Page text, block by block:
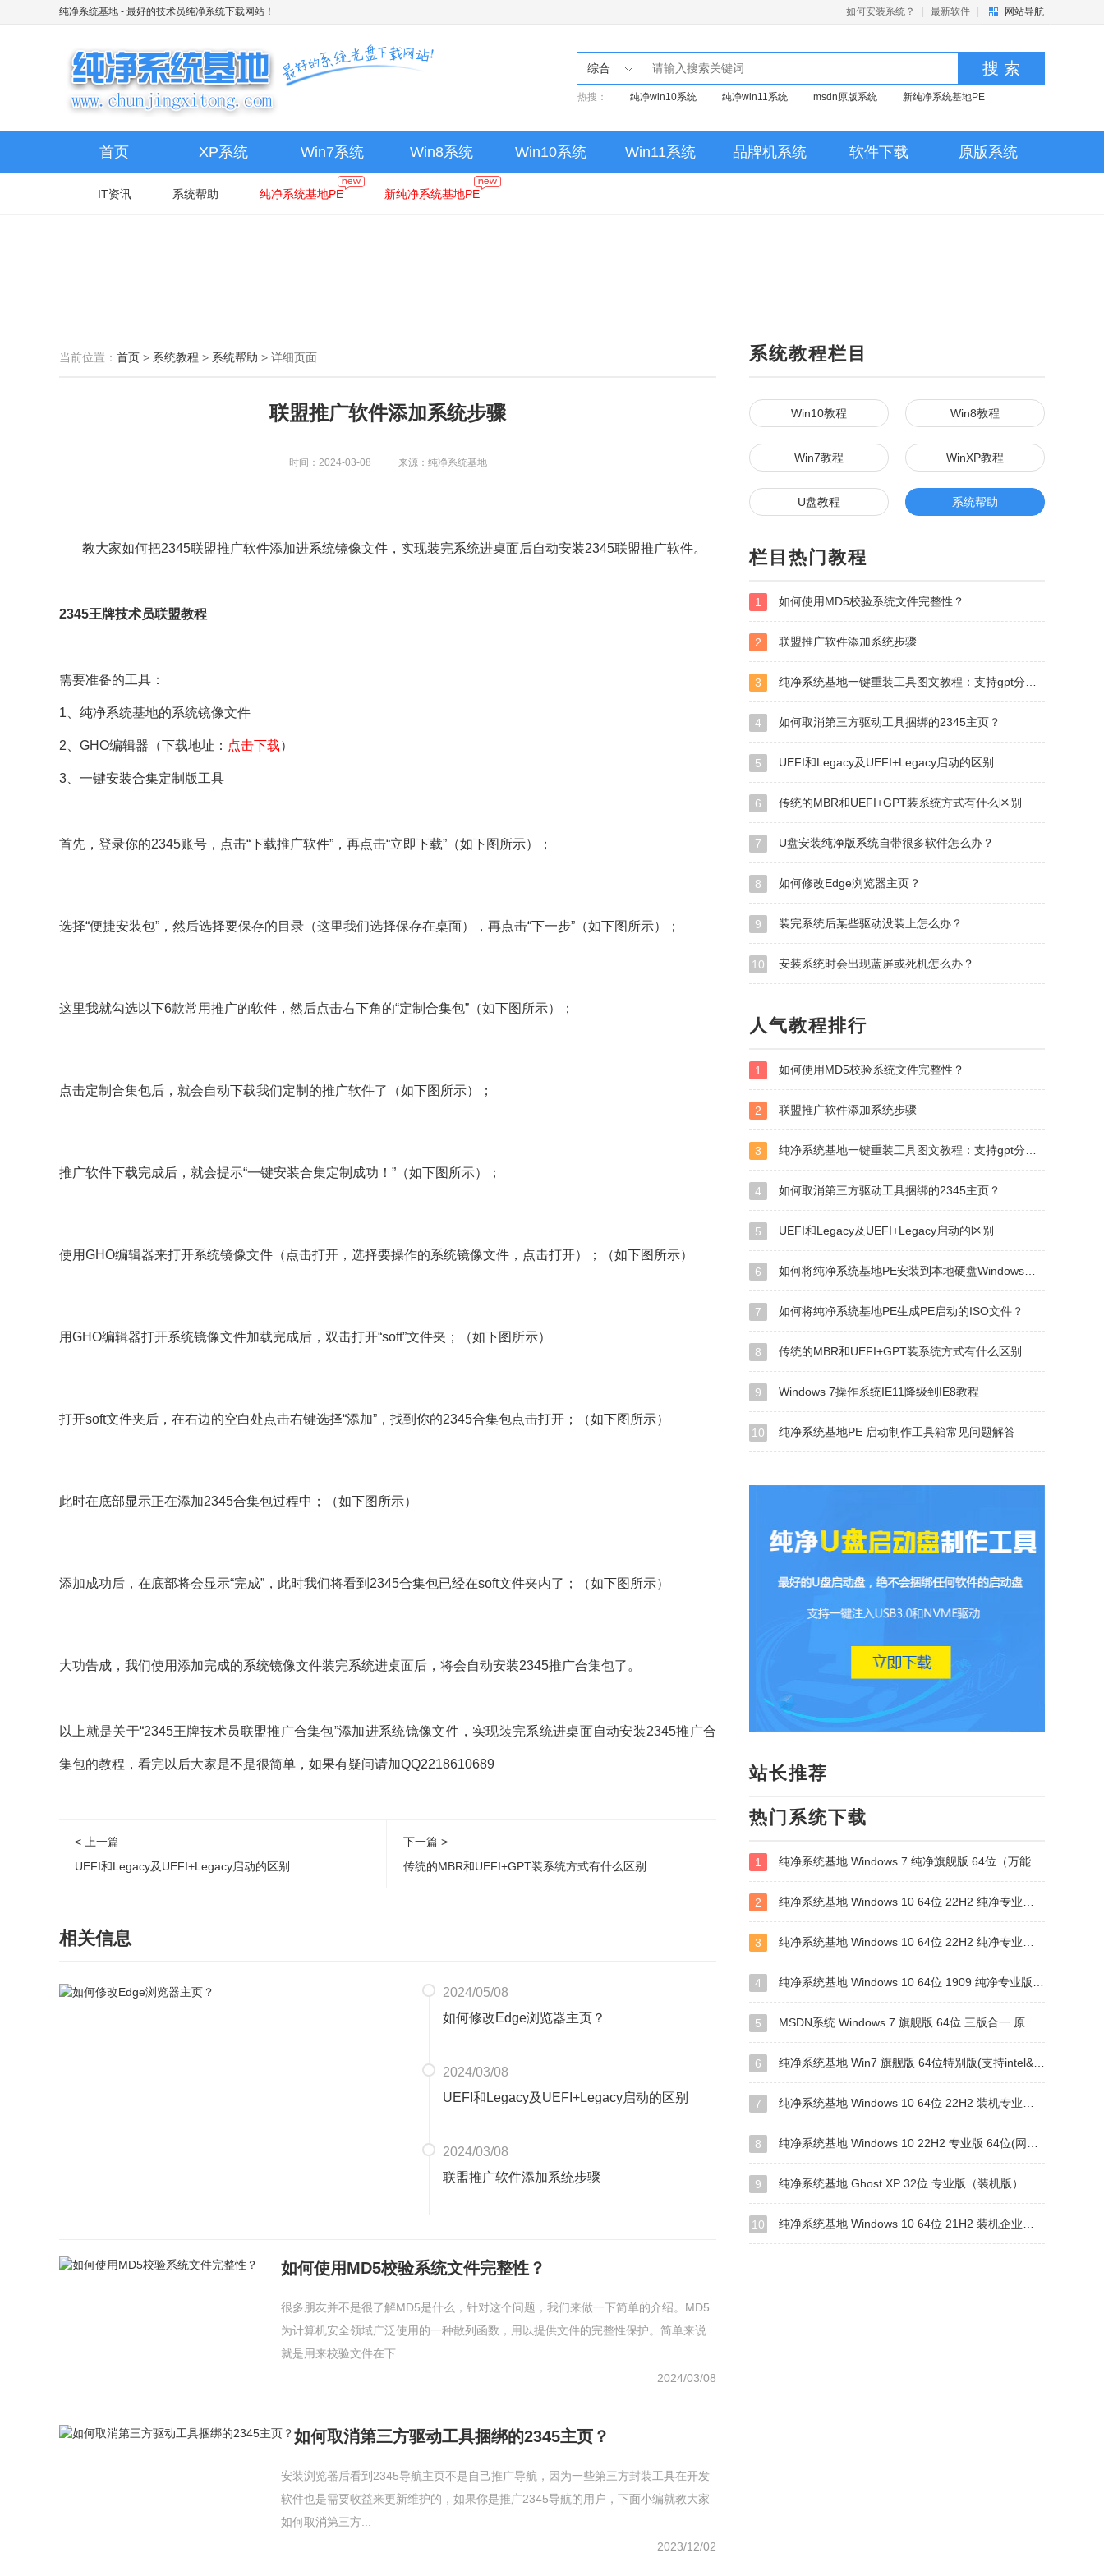
纯净系统基地 - 最好的技术员纯净系统下载网站！ 如何安装系统？ 最新软件 网站导航
综合 搜 索
热搜： 纯净win10系统 纯净win11系统 msdn原版系统 新纯净系统基地PE
首页 XP系统 Win7系统 Win8系统 Win10系统 Win11系统 品牌机系统 软件下载 原版系统
IT资讯 系统帮助 纯净系统基地PE 新纯净系统基地PE
当前位置： 首页 > 系统教程 > 系统帮助 > 详细页面
联盟推广软件添加系统步骤
时间：2024-03-08 来源：纯净系统基地
教大家如何把2345联盟推广软件添加进系统镜像文件，实现装完系统进桌面后自动安装2345联盟推广软件。
2345王牌技术员联盟教程
需要准备的工具：
1、纯净系统基地的系统镜像文件
2、GHO编辑器（下载地址： 点击下载）
3、一键安装合集定制版工具
首先，登录你的2345账号，点击“下载推广软件”，再点击“立即下载”（如下图所示）；
选择“便捷安装包”，然后选择要保存的目录（这里我们选择保存在桌面），再点击“下一步”（如下图所示）；
这里我就勾选以下6款常用推广的软件，然后点击右下角的“定制合集包”（如下图所示）；
点击定制合集包后，就会自动下载我们定制的推广软件了（如下图所示）；
推广软件下载完成后，就会提示“一键安装合集定制成功！”（如下图所示）；
使用GHO编辑器来打开系统镜像文件（点击打开，选择要操作的系统镜像文件，点击打开）；（如下图所示）
用GHO编辑器打开系统镜像文件加载完成后，双击打开“soft”文件夹；（如下图所示）
打开soft文件夹后，在右边的空白处点击右键选择“添加”，找到你的2345合集包点击打开；（如下图所示）
此时在底部显示正在添加2345合集包过程中；（如下图所示）
添加成功后，在底部将会显示“完成”，此时我们将看到2345合集包已经在soft文件夹内了；（如下图所示）
大功告成，我们使用添加完成的系统镜像文件装完系统进桌面后，将会自动安装2345推广合集包了。
以上就是关于“2345王牌技术员联盟推广合集包”添加进系统镜像文件，实现装完系统进桌面自动安装2345推广合
集包的教程，看完以后大家是不是很简单，如果有疑问请加QQ2218610689
< 上一篇
UEFI和Legacy及UEFI+Legacy启动的区别
下一篇 >
传统的MBR和UEFI+GPT装系统方式有什么区别
相关信息
2024/05/08
如何修改Edge浏览器主页？
2024/03/08
UEFI和Legacy及UEFI+Legacy启动的区别
2024/03/08
联盟推广软件添加系统步骤
如何使用MD5校验系统文件完整性？
很多朋友并不是很了解MD5是什么，针对这个问题，我们来做一下简单的介绍。MD5
为计算机安全领域广泛使用的一种散列函数，用以提供文件的完整性保护。简单来说
就是用来校验文件在下...
2024/03/08
如何取消第三方驱动工具捆绑的2345主页？
安装浏览器后看到2345导航主页不是自己推广导航，因为一些第三方封装工具在开发
软件也是需要收益来更新维护的，如果你是推广2345导航的用户，下面小编就教大家
如何取消第三方...
2023/12/02
系统教程栏目
Win10教程 Win8教程
Win7教程 WinXP教程
U盘教程 系统帮助
栏目热门教程
1 如何使用MD5校验系统文件完整性？
2 联盟推广软件添加系统步骤
3 纯净系统基地一键重装工具图文教程：支持gpt分区安装Win7
4 如何取消第三方驱动工具捆绑的2345主页？
5 UEFI和Legacy及UEFI+Legacy启动的区别
6 传统的MBR和UEFI+GPT装系统方式有什么区别
7 U盘安装纯净版系统自带很多软件怎么办？
8 如何修改Edge浏览器主页？
9 装完系统后某些驱动没装上怎么办？
10 安装系统时会出现蓝屏或死机怎么办？
人气教程排行
1 如何使用MD5校验系统文件完整性？
2 联盟推广软件添加系统步骤
3 纯净系统基地一键重装工具图文教程：支持gpt分区安装Win7
4 如何取消第三方驱动工具捆绑的2345主页？
5 UEFI和Legacy及UEFI+Legacy启动的区别
6 如何将纯净系统基地PE安装到本地硬盘Windows启动管理器？
7 如何将纯净系统基地PE生成PE启动的ISO文件？
8 传统的MBR和UEFI+GPT装系统方式有什么区别
9 Windows 7操作系统IE11降级到IE8教程
10 纯净系统基地PE 启动制作工具箱常见问题解答
站长推荐
热门系统下载
1 纯净系统基地 Windows 7 纯净旗舰版 64位（万能驱动版）
2 纯净系统基地 Windows 10 64位 22H2 纯净专业版（驱动总裁版）
3 纯净系统基地 Windows 10 64位 22H2 纯净专业版（万能驱动版）
4 纯净系统基地 Windows 10 64位 1909 纯净专业版（万能驱动版）
5 MSDN系统 Windows 7 旗舰版 64位 三版合一 原版系统
6 纯净系统基地 Win7 旗舰版 64位特别版(支持intel&amd最新硬件)
7 纯净系统基地 Windows 10 64位 22H2 装机专业版（万能驱动版）
8 纯净系统基地 Windows 10 22H2 专业版 64位(网卡版)
9 纯净系统基地 Ghost XP 32位 专业版（装机版）
10 纯净系统基地 Windows 10 64位 21H2 装机企业版LTSC（万能驱动版）